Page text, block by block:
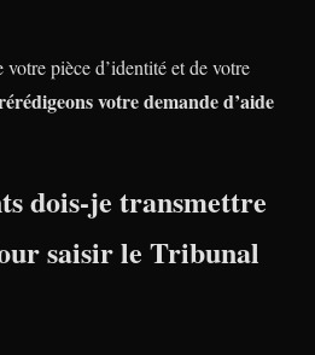
pièce d’identité et de votre
votre demande d’aide
dois-je transmettre
saisir le Tribunal